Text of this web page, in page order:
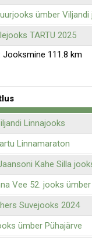
ümber Viljandi
TARTU 2025
Jooksmine 111.8 km
Linnajooks
Linnamaraton
Kahe Silla
Vee 52. jooks
Suvejooks 2024
ümber Pühajärve